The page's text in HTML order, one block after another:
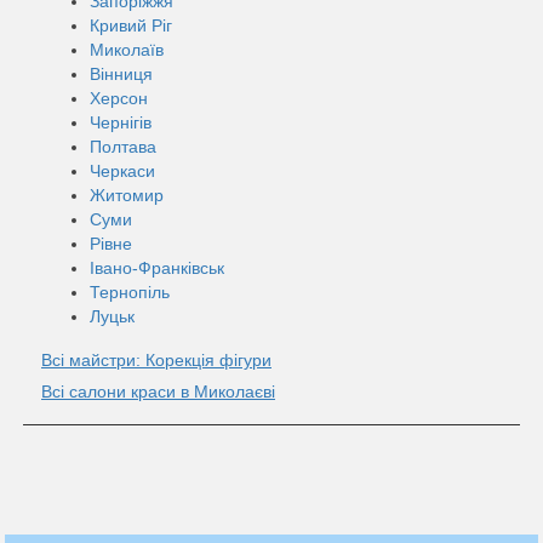
Кривий Ріг
Миколаїв
Вінниця
Херсон
Чернігів
Полтава
Черкаси
Житомир
Суми
Рівне
Івано-Франківськ
Тернопіль
Луцьк
Всі майстри: Корекція фігури
Всі салони краси в Миколаєві